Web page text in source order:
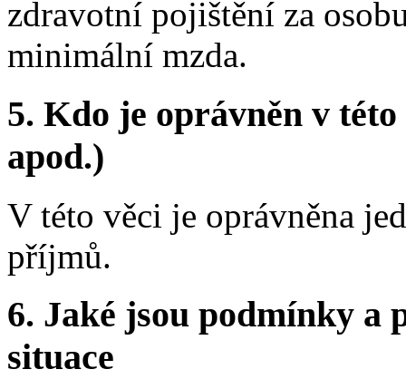
zdravotní pojištění za
minimální mzda.
5. Kdo je oprávněn v
apod.)
V této věci je oprávněna
příjmů.
6. Jaké jsou podmínky a
situace